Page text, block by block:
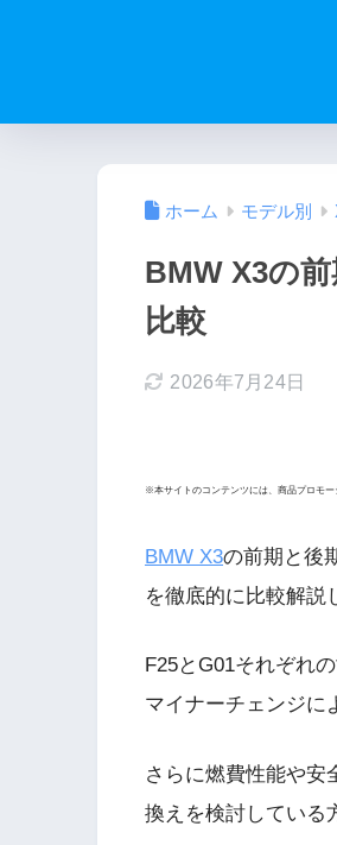
ホーム モデル別
BMW X3の
比較
2026年7月24日
※本サイトのコンテンツには、商品プロモー
BMW X3の前期と後
を徹底的に比較解説
F25とG01それぞれ
マイナーチェンジに
さらに燃費性能や安
換えを検討している